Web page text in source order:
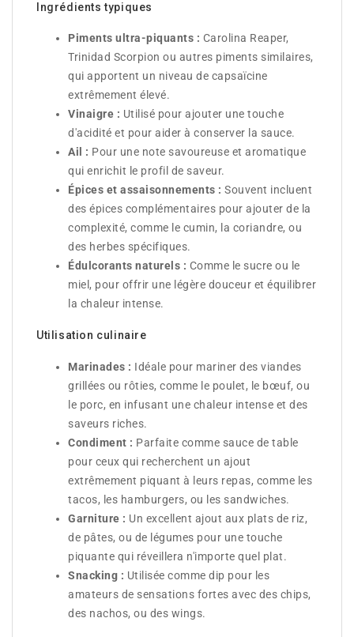
Ingrédients typiques
Piments ultra-piquants : Carolina Reaper,
Trinidad Scorpion ou autres piments similaires,
qui apportent un niveau de capsaïcine
extrêmement élevé.
Vinaigre : Utilisé pour ajouter une touche
d'acidité et pour aider à conserver la sauce.
Ail : Pour une note savoureuse et aromatique
qui enrichit le profil de saveur.
Épices et assaisonnements : Souvent incluent
des épices complémentaires pour ajouter de la
complexité, comme le cumin, la coriandre, ou
des herbes spécifiques.
Édulcorants naturels : Comme le sucre ou le
miel, pour offrir une légère douceur et équilibrer
la chaleur intense.
Utilisation culinaire
Marinades : Idéale pour mariner des viandes
grillées ou rôties, comme le poulet, le bœuf, ou
le porc, en infusant une chaleur intense et des
saveurs riches.
Condiment : Parfaite comme sauce de table
pour ceux qui recherchent un ajout
extrêmement piquant à leurs repas, comme les
tacos, les hamburgers, ou les sandwiches.
Garniture : Un excellent ajout aux plats de riz,
de pâtes, ou de légumes pour une touche
piquante qui réveillera n'importe quel plat.
Snacking : Utilisée comme dip pour les
amateurs de sensations fortes avec des chips,
des nachos, ou des wings.